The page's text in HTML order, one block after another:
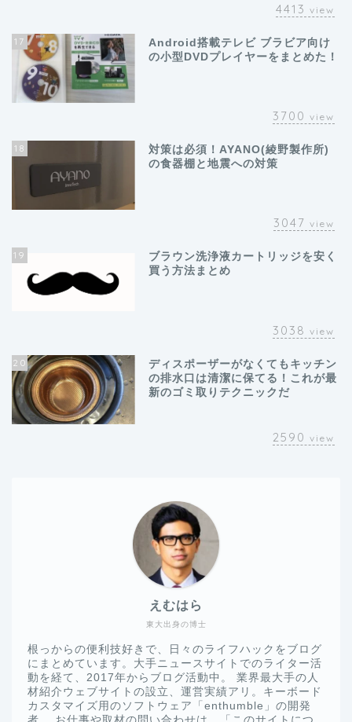
4413 view
17
Android搭載テレビ ブラビア向け
の小型DVDプレイヤーをまとめた！
3700 view
18
対策は必須！AYANO(綾野製作所)
の食器棚と地震への対策
3047 view
19
ブラウン洗浄液カートリッジを安く
買う方法まとめ
3038 view
20
ディスポーザーがなくてもキッチン
の排水口は清潔に保てる！これが最
新のゴミ取りテクニックだ
2590 view
東大出身の博士
えむはら
根っからの便利技好きで、日々のライフハックをブログ
にまとめています。大手ニュースサイトでのライター活
動を経て、2017年からブログ活動中。 業界最大手の人
材紹介ウェブサイトの設立、運営実績アリ。キーボード
カスタマイズ用のソフトウェア「enthumble」の開発